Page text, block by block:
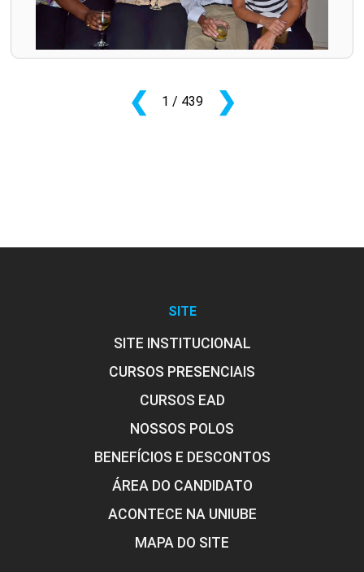
❮ 1 / 439 ❯
SITE
SITE INSTITUCIONAL
CURSOS PRESENCIAIS
CURSOS EAD
NOSSOS POLOS
BENEFÍCIOS E DESCONTOS
ÁREA DO CANDIDATO
ACONTECE NA UNIUBE
MAPA DO SITE